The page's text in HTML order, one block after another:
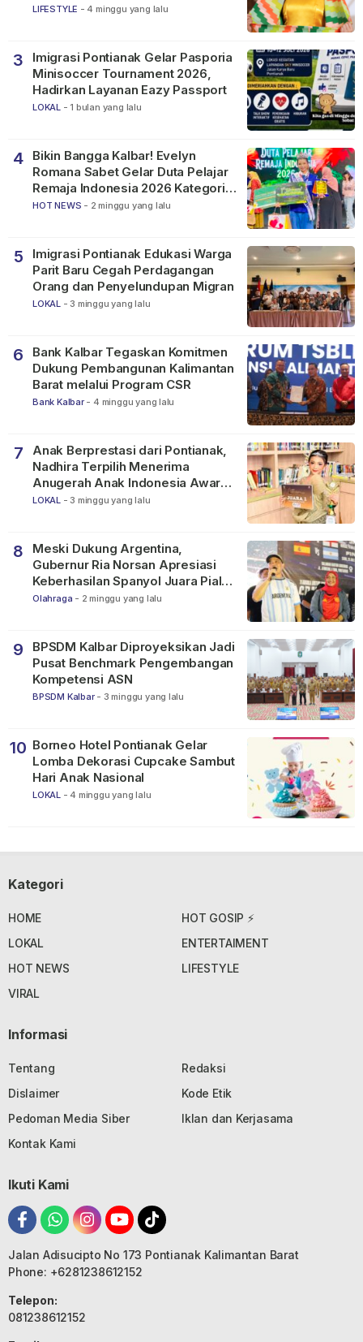
LIFESTYLE - 4 minggu yang lalu
3
Imigrasi Pontianak Gelar Pasporia
Minisoccer Tournament 2026,
Hadirkan Layanan Eazy Passport
LOKAL - 1 bulan yang lalu
4
Bikin Bangga Kalbar! Evelyn
Romana Sabet Gelar Duta Pelajar
Remaja Indonesia 2026 Kategori
SMP
HOT NEWS - 2 minggu yang lalu
5
Imigrasi Pontianak Edukasi Warga
Parit Baru Cegah Perdagangan
Orang dan Penyelundupan Migran
LOKAL - 3 minggu yang lalu
6
Bank Kalbar Tegaskan Komitmen
Dukung Pembangunan Kalimantan
Barat melalui Program CSR
Bank Kalbar - 4 minggu yang lalu
7
Anak Berprestasi dari Pontianak,
Nadhira Terpilih Menerima
Anugerah Anak Indonesia Awards
2026
LOKAL - 3 minggu yang lalu
8
Meski Dukung Argentina,
Gubernur Ria Norsan Apresiasi
Keberhasilan Spanyol Juara Piala
Dunia FIFA 2026
Olahraga - 2 minggu yang lalu
9
BPSDM Kalbar Diproyeksikan Jadi
Pusat Benchmark Pengembangan
Kompetensi ASN
BPSDM Kalbar - 3 minggu yang lalu
10 Borneo Hotel Pontianak Gelar
Lomba Dekorasi Cupcake Sambut
Hari Anak Nasional
LOKAL - 4 minggu yang lalu
Kategori
HOME
HOT GOSIP ⚡
LOKAL
ENTERTAIMENT
HOT NEWS
LIFESTYLE
VIRAL
Informasi
Tentang
Redaksi
Dislaimer
Kode Etik
Pedoman Media Siber
Iklan dan Kerjasama
Kontak Kami
Ikuti Kami
Jalan Adisucipto No 173 Pontianak Kalimantan Barat
Phone: +6281238612152
Telepon:
081238612152